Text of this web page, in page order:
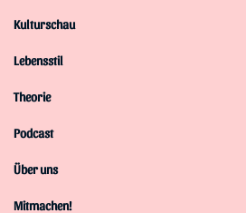
Kulturschau
Lebensstil
Theorie
Podcast
Über uns
Mitmachen!